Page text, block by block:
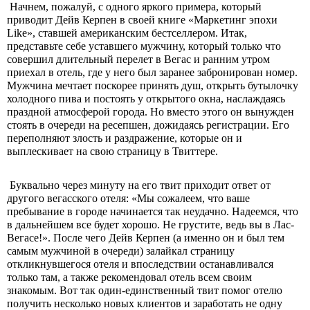
Начнем, пожалуй, с одного яркого примера, который
приводит Дейв Керпен в своей книге «Маркетинг эпохи
Like», ставшей американским бестселлером. Итак,
представьте себе уставшего мужчину, который только что
совершил длительный перелет в Вегас и ранним утром
приехал в отель, где у него был заранее забронирован номер.
Мужчина мечтает поскорее принять душ, открыть бутылочку
холодного пива и постоять у открытого окна, наслаждаясь
праздной атмосферой города. Но вместо этого он вынужден
стоять в очереди на ресепшен, дожидаясь регистрации. Его
переполняют злость и раздражение, которые он и
выплескивает на свою страницу в Твиттере.
Буквально через минуту на его твит приходит ответ от
другого вегасского отеля: «Мы сожалеем, что ваше
пребывание в городе начинается так неудачно. Надеемся, что
в дальнейшем все будет хорошо. Не грустите, ведь вы в Лас-
Вегасе!». После чего Дейв Керпен (а именно он и был тем
самым мужчиной в очереди) залайкал страницу
откликнувшегося отеля и впоследствии останавливался
только там, а также рекомендовал отель всем своим
знакомым. Вот так один-единственный твит помог отелю
получить несколько новых клиентов и заработать не одну